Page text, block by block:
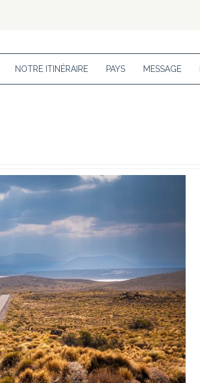
NOTRE ITINÉRAIRE PAYS MESSAGE